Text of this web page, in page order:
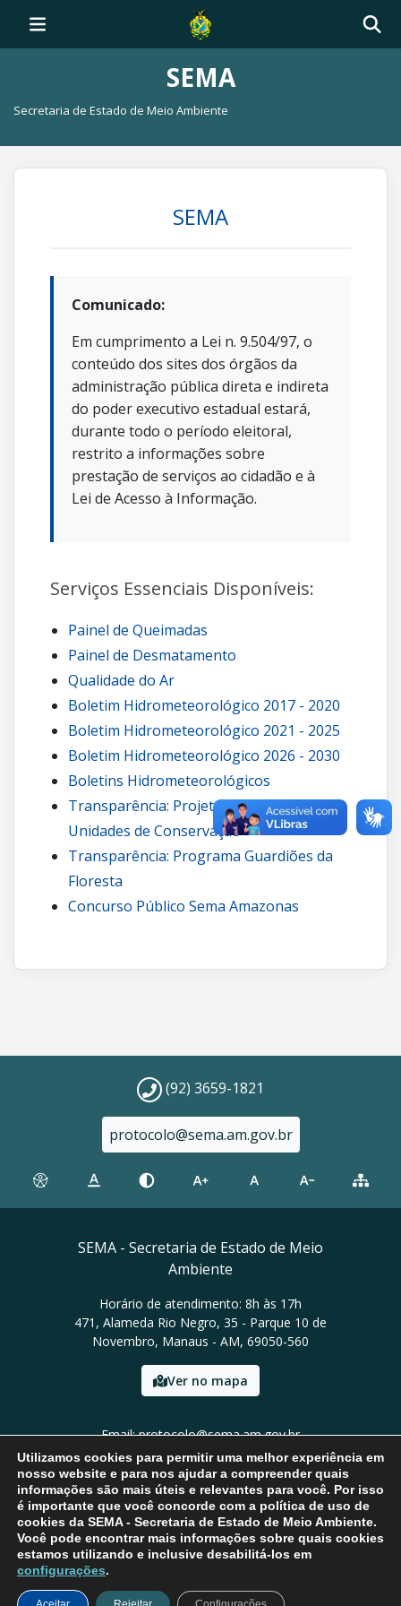
SEMA
Secretaria de Estado de Meio Ambiente
SEMA
Comunicado:
Em cumprimento a Lei n. 9.504/97, o
conteúdo dos sites dos órgãos da
administração pública direta e indireta
do poder executivo estadual estará,
durante todo o período eleitoral,
restrito a informações sobre
prestação de serviços ao cidadão e à
Lei de Acesso à Informação.
Serviços Essenciais Disponíveis:
Painel de Queimadas
Painel de Desmatamento
Qualidade do Ar
Boletim Hidrometeorológico 2017 - 2020
Boletim Hidrometeorológico 2021 - 2025
Boletim Hidrometeorológico 2026 - 2030
Boletins Hidrometeorológicos
Transparência: Projetos de carbono em
Unidades de Conservação
Transparência: Programa Guardiões da
Floresta
Concurso Público Sema Amazonas
(92) 3659-1821
protocolo@sema.am.gov.br
SEMA - Secretaria de Estado de Meio
Ambiente
Horário de atendimento: 8h às 17h
471, Alameda Rio Negro, 35 - Parque 10 de
Novembro, Manaus - AM, 69050-560
Ver no mapa
Email: protocolo@sema.am.gov.br
Tel: (92) 3659-1821
Utilizamos cookies para permitir uma melhor experiência em
nosso website e para nos ajudar a compreender quais
informações são mais úteis e relevantes para você. Por isso
é importante que você concorde com a política de uso de
cookies da SEMA - Secretaria de Estado de Meio Ambiente.
Você pode encontrar mais informações sobre quais cookies
estamos utilizando e inclusive desabilitá-los em
configurações.